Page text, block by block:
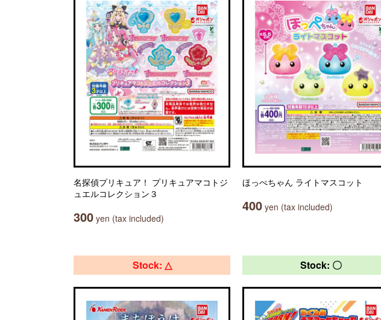
名探偵プリキュア！ プリキュアマコトジ
ュエルコレクション３
300 yen (tax included)
ほっぺちゃん ライトマスコット
400 yen (tax included)
Stock: △ Stock: 〇